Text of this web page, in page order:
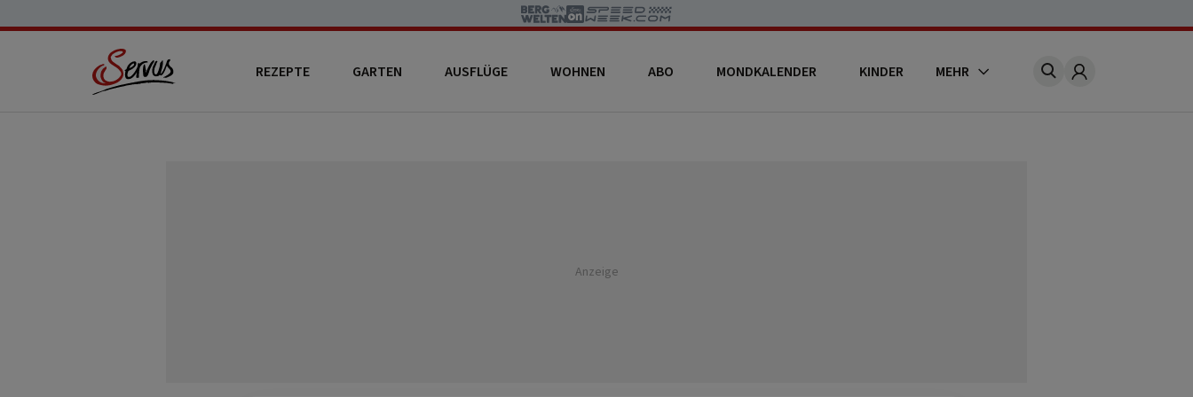
REZEPTE GARTEN AUSFLÜGE WOHNEN ABO MONDKALENDER KINDER MEHR Account
Anzeige